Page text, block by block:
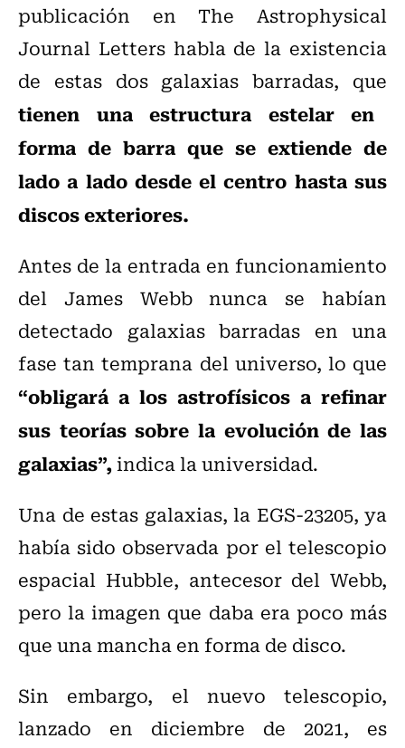
publicación en The Astrophysical
Journal Letters habla de la existencia
de estas dos galaxias barradas, que
tienen una estructura estelar en
forma de barra que se extiende de
lado a lado desde el centro hasta sus
discos exteriores.
Antes de la entrada en funcionamiento
del James Webb nunca se habían
detectado galaxias barradas en una
fase tan temprana del universo, lo que
“obligará a los astrofísicos a refinar
sus teorías sobre la evolución de las
galaxias”,indica la universidad.
Una de estas galaxias, la EGS-23205, ya
había sido observada por el telescopio
espacial Hubble, antecesor del Webb,
pero la imagen que daba era poco más
que una mancha en forma de disco.
Sin embargo, el nuevo telescopio,
lanzado en diciembre de 2021, es